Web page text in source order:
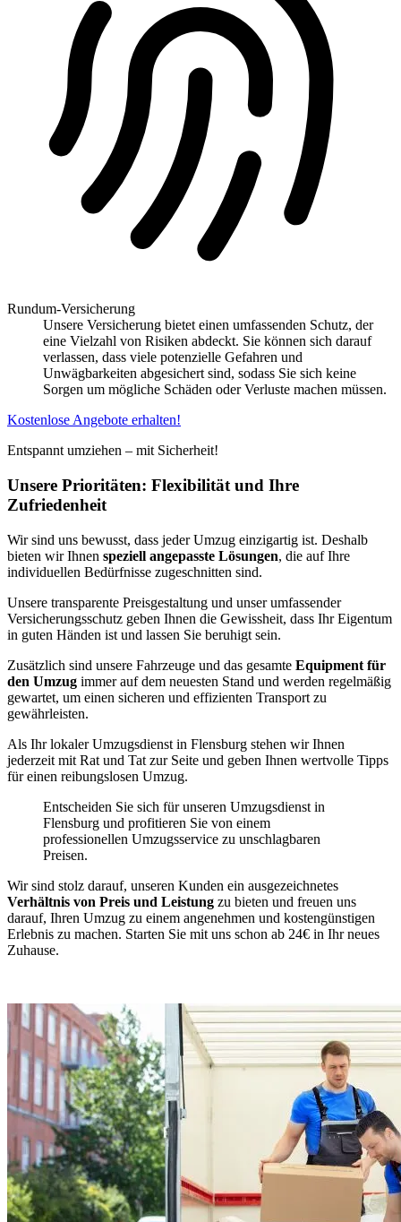
Rundum-Versicherung
Unsere Versicherung bietet einen umfassenden Schutz, der
eine Vielzahl von Risiken abdeckt. Sie können sich darauf
verlassen, dass viele potenzielle Gefahren und
Unwägbarkeiten abgesichert sind, sodass Sie sich keine
Sorgen um mögliche Schäden oder Verluste machen müssen.
Kostenlose Angebote erhalten!
Entspannt umziehen – mit Sicherheit!
Unsere Prioritäten: Flexibilität und Ihre
Zufriedenheit
Wir sind uns bewusst, dass jeder Umzug einzigartig ist. Deshalb
bieten wir Ihnen speziell angepasste Lösungen, die auf Ihre
individuellen Bedürfnisse zugeschnitten sind.
Unsere transparente Preisgestaltung und unser umfassender
Versicherungsschutz geben Ihnen die Gewissheit, dass Ihr Eigentum
in guten Händen ist und lassen Sie beruhigt sein.
Zusätzlich sind unsere Fahrzeuge und das gesamte Equipment für
den Umzug immer auf dem neuesten Stand und werden regelmäßig
gewartet, um einen sicheren und effizienten Transport zu
gewährleisten.
Als Ihr lokaler Umzugsdienst in Flensburg stehen wir Ihnen
jederzeit mit Rat und Tat zur Seite und geben Ihnen wertvolle Tipps
für einen reibungslosen Umzug.
Entscheiden Sie sich für unseren Umzugsdienst in
Flensburg und profitieren Sie von einem
professionellen Umzugsservice zu unschlagbaren
Preisen.
Wir sind stolz darauf, unseren Kunden ein ausgezeichnetes
Verhältnis von Preis und Leistung zu bieten und freuen uns
darauf, Ihren Umzug zu einem angenehmen und kostengünstigen
Erlebnis zu machen. Starten Sie mit uns schon ab 24€ in Ihr neues
Zuhause.